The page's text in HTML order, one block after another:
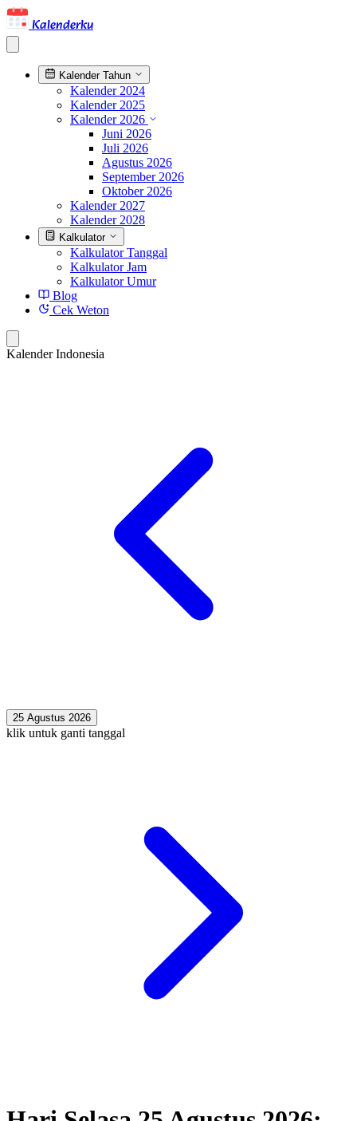
Kalenderku
Kalender Tahun
Kalender 2024
Kalender 2025
Kalender 2026
Juni 2026
Juli 2026
Agustus 2026
September 2026
Oktober 2026
Kalender 2027
Kalender 2028
Kalkulator
Kalkulator Tanggal
Kalkulator Jam
Kalkulator Umur
Blog
Cek Weton
Kalender Indonesia
25 Agustus 2026
klik untuk ganti tanggal